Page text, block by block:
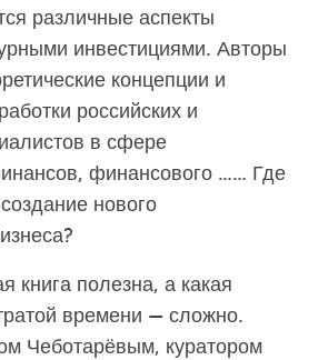
различные аспекты
инвестициями. Авторы
концепции и
российских и
в сфере
финансового …… Где
нового
книга полезна, а какая
времени — сложно.
Чеботарёвым, куратором